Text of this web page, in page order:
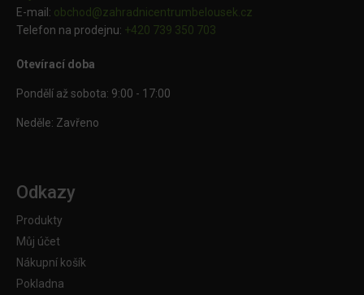
E-mail: obchod@zahradnicentrumbelousek.cz
Telefon na prodejnu: +420 739 350 703
Otevírací doba
Pondělí až sobota: 9:00 - 17:00
Neděle: Zavřeno
Odkazy
Produkty
Můj účet
Nákupní košík
Pokladna